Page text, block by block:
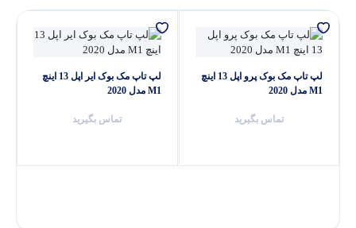
لپ تاپ مک بوک پرو اپل 13 اینچ
M1 مدل 2020
تماس بگیرید
لپ تاپ مک بوک ایر اپل 13 اینچ
M1 مدل 2020
تماس بگیرید